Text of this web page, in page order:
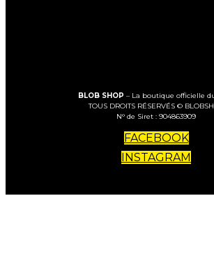
BLOB SHOP – La boutique officielle
TOUS DROITS RÉSERVÉS ©
N° de Siret : 904863909
FACEBOOK
INSTAGRAM